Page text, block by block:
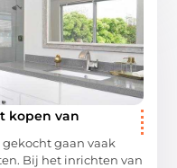
kopen van
gaan vaak
Bij het inrichten van